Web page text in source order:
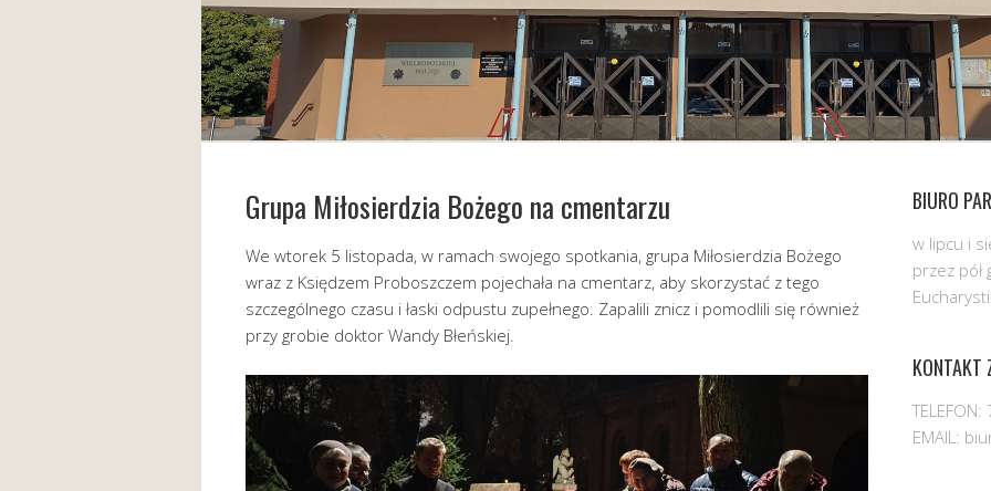
Grupa Miłosierdzia Bożego na cmentarzu
We wtorek 5 listopada, w ramach swojego spotkania, grupa Miłosierdzia Bożego
wraz z Księdzem Proboszczem pojechała na cmentarz, aby skorzystać z tego
szczególnego czasu i łaski odpustu zupełnego. Zapalili znicz i pomodlili się również
przy grobie doktor Wandy Błeńskiej.
BIURO
w lipcu i
przez
Eucharystii
KONTAKT
EMAIL: